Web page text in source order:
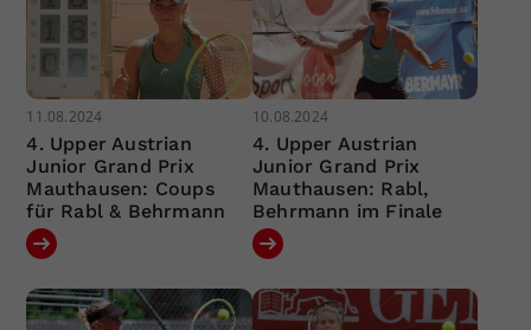
11.08.2024
4. Upper Austrian
Junior Grand Prix
Mauthausen: Coups
für Rabl & Behrmann
10.08.2024
4. Upper Austrian
Junior Grand Prix
Mauthausen: Rabl,
Behrmann im Finale